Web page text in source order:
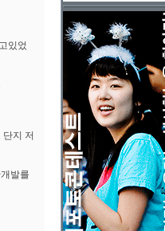
있었
지 저
발를